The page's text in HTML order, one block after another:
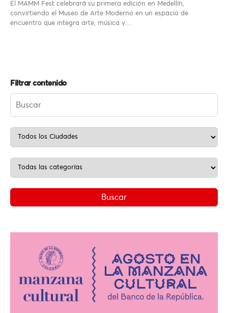
El MAMM Fest celebrará su primera edición en Medellín,
convirtiendo el Museo de Arte Moderno en un espacio de
encuentro que integra arte, música y…
Filtrar contenido